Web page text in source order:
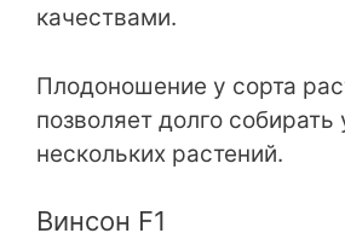
качествами.
Плодоношение у сорта
позволяет долго
нескольких растений.
Винсон F1